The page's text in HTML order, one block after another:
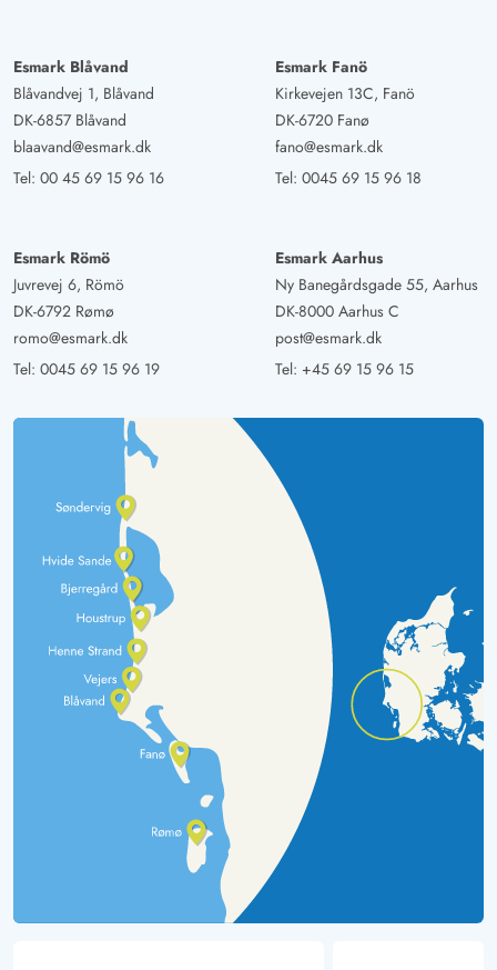
Esmark Blåvand
Blåvandvej 1, Blåvand
DK-6857 Blåvand
blaavand@esmark.dk
Tel: 00 45 69 15 96 16
Esmark Fanö
Kirkevejen 13C, Fanö
DK-6720 Fanø
fano@esmark.dk
Tel: 0045 69 15 96 18
Esmark Römö
Juvrevej 6, Römö
DK-6792 Rømø
romo@esmark.dk
Tel: 0045 69 15 96 19
Esmark Aarhus
Ny Banegårdsgade 55, Aarhus
DK-8000 Aarhus C
post@esmark.dk
Tel: +45 69 15 96 15